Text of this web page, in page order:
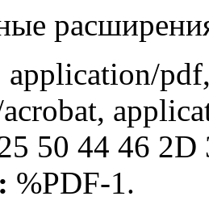
application/
50 44 46 2D
%PDF-1.